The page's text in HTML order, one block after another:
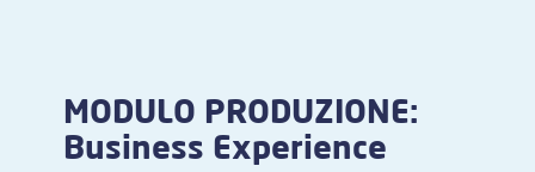
MODULO PRODUZIONE:
Business Experience